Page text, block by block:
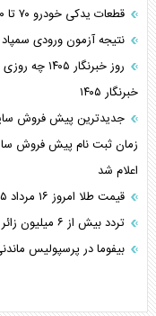
قطعات یدکی خودرو ۷۰ تا ۸۰ درصد گران شد
نتیجه آزمون ورودی سمپاد سال ۱۴۰۵
روز خبرنگار
خبرنگار ۱۴۰۵
اعلام شد
قیمت طلا امروز ۱۶ مرداد ۱۴۰۵
تردد بیش از ۶ میلیون زائر از مرزهای اربعینی کشور
بیفوما در پرسپولیس